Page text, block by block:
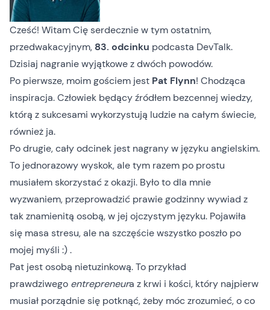
Cześć! Witam Cię serdecznie w tym ostatnim,
przedwakacyjnym, 83. odcinku podcasta DevTalk.
Dzisiaj nagranie wyjątkowe z dwóch powodów.
Po pierwsze, moim gościem jest Pat Flynn! Chodząca
inspiracja. Człowiek będący źródłem bezcennej wiedzy,
którą z sukcesami wykorzystują ludzie na całym świecie,
również ja.
Po drugie, cały odcinek jest nagrany w języku angielskim.
To jednorazowy wyskok, ale tym razem po prostu
musiałem skorzystać z okazji. Było to dla mnie
wyzwaniem, przeprowadzić prawie godzinny wywiad z
tak znamienitą osobą, w jej ojczystym języku. Pojawiła
się masa stresu, ale na szczęście wszystko poszło po
mojej myśli :) .
Pat jest osobą nietuzinkową. To przykład
prawdziwego entrepreneura z krwi i kości, który najpierw
musiał porządnie się potknąć, żeby móc zrozumieć, o co